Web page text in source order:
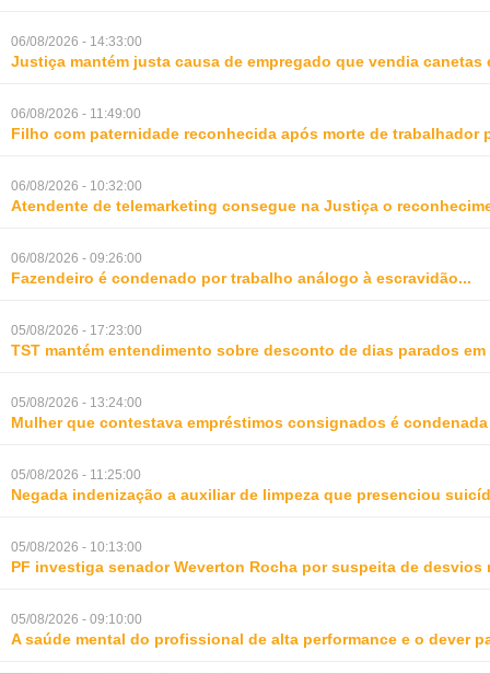
06/08/2026 - 14:33:00
Justiça mantém justa causa de empregado que vendia canetas
06/08/2026 - 11:49:00
Filho com paternidade reconhecida após morte de trabalhador
06/08/2026 - 10:32:00
Atendente de telemarketing consegue na Justiça o
06/08/2026 - 09:26:00
Fazendeiro é condenado por trabalho análogo à escravidão...
05/08/2026 - 17:23:00
TST mantém entendimento sobre desconto de dias parados
05/08/2026 - 13:24:00
Mulher que contestava empréstimos consignados é
05/08/2026 - 11:25:00
Negada indenização a auxiliar de limpeza que presenciou
05/08/2026 - 10:13:00
PF investiga senador Weverton Rocha por suspeita de desvios
05/08/2026 - 09:10:00
A saúde mental do profissional de alta performance e o dever